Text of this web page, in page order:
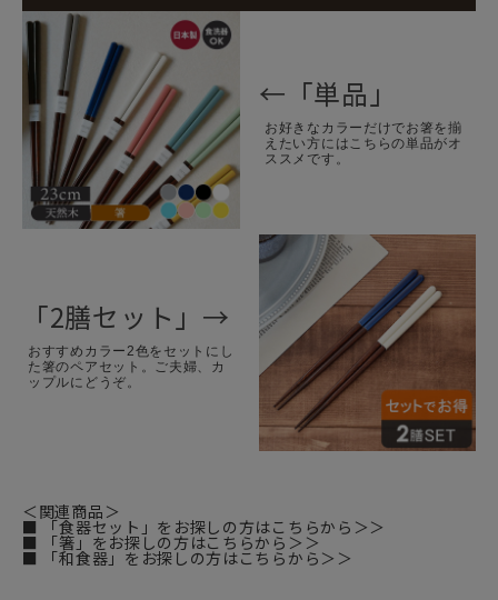
←「単品」
お好きなカラーだけでお箸を揃
えたい方にはこちらの単品がオ
ススメです。
「2膳セット」→
おすすめカラー2色をセットにし
た箸のペアセット。ご夫婦、カ
ップルにどうぞ。
＜関連商品＞
■ 「食器セット」をお探しの方はこちらから＞＞
■ 「箸」をお探しの方はこちらから＞＞
■ 「和食器」をお探しの方はこちらから＞＞